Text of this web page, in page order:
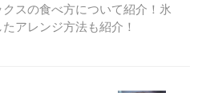
スの食べ方について紹介！氷
アレンジ方法も紹介！